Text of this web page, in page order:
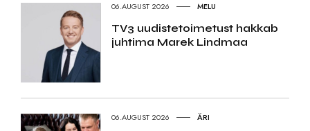
06.AUGUST 2026 MELU
TV3 uudistetoimetust hakkab
juhtima Marek Lindmaa
06.AUGUST 2026 ÄRI